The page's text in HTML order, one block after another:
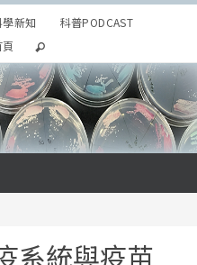
學新知
科普PODCAST
系統與疫苗